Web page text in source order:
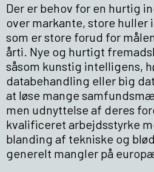
Der er behov for en hurtig
over markante, store
som er store forud for
årti. Nye og hurtigt
såsom kunstig intelligens,
databehandling eller big
at løse mange
men udnyttelse af deres
kvalificeret arbejdsstyrke
blanding af tekniske og
generelt mangler på